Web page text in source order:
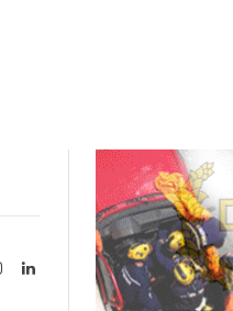
InstagramLinkedIn